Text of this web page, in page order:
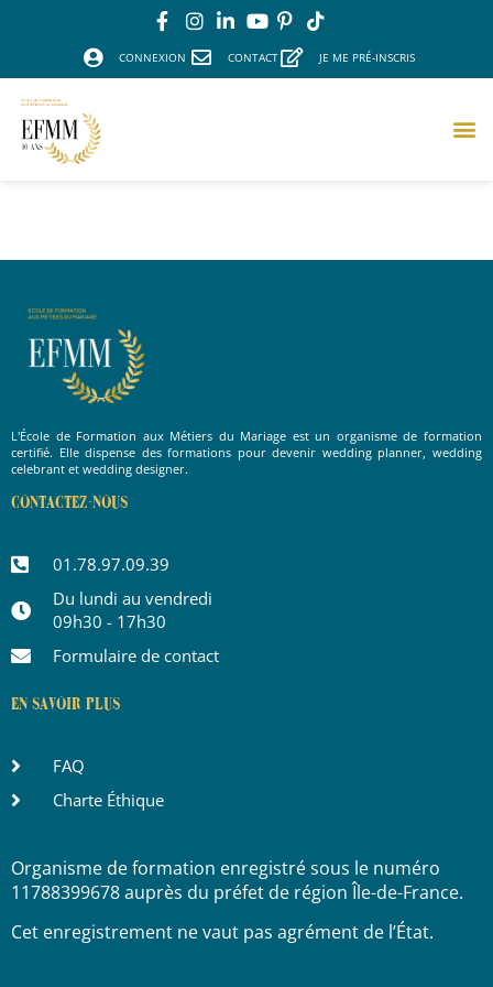
CONNEXION CONTACT JE ME PRÉ-INSCRIS
L'École de Formation aux Métiers du Mariage est un organisme de formation
certifié. Elle dispense des formations pour devenir wedding planner, wedding
celebrant et wedding designer.
CONTACTEZ-NOUS
01.78.97.09.39
Du lundi au vendredi
09h30 - 17h30
Formulaire de contact
EN SAVOIR PLUS
FAQ
Charte Éthique
Organisme de formation enregistré sous le numéro
11788399678 auprès du préfet de région Île-de-France.
Cet enregistrement ne vaut pas agrément de l’État.